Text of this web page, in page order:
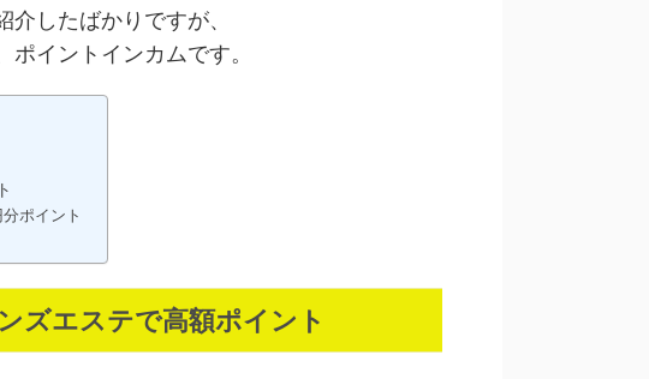
したばかりですが、
イントインカムです。
ポイント
ズエステで高額ポイント